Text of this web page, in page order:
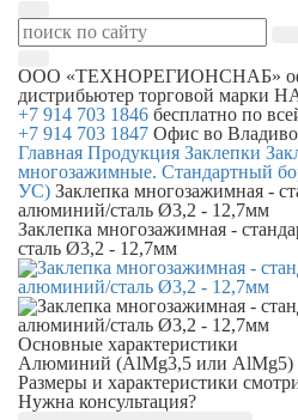
ООО «ТЕХНОРЕГИОНСНАБ»
дистрибьютер торговой марки
+7 914 703 1846 бесплатно по
+7 914 703 1847 Офис во
Главная Продукция Заклепки
многозажимные. Стандартный
УС) Заклепка многозажимная -
алюминий/сталь Ø3,2 - 12,7мм
Заклепка многозажимная -
сталь Ø3,2 - 12,7мм
Основные характеристики
Алюминий (AlMg3,5 или AlMg5)
Размеры и характеристики
Нужна консультация?